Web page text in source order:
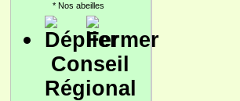
* Nos abeilles
Conseil
Régional